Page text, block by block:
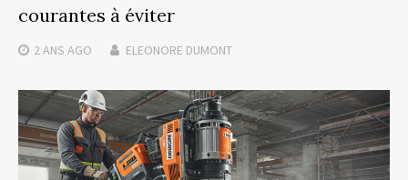
courantes à éviter
2 ANS AGO ELEONORE DUMONT